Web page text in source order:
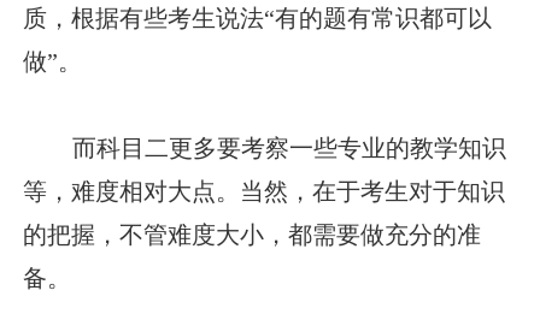
质，根据有些考生说法“有的题有常识都可以
做”。
而科目二更多要考察一些专业的教学知识
等，难度相对大点。当然，在于考生对于知识
的把握，不管难度大小，都需要做充分的准
备。